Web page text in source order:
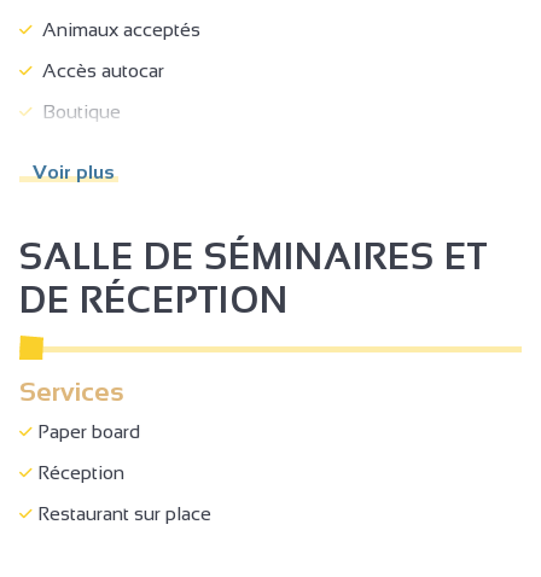
Animaux acceptés
Accès autocar
Boutique
Voir plus
SALLE DE SÉMINAIRES ET
DE RÉCEPTION
Services
Paper board
Réception
Restaurant sur place